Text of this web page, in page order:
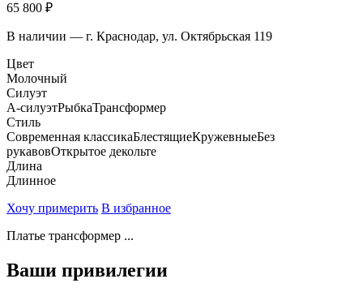
65 800 ₽
В наличии — г. Краснодар, ул. Октябрьская 119
Цвет
Молочный
Силуэт
А-силуэтРыбкаТрансформер
Стиль
Современная классикаБлестящиеКружевныеБез
рукавовОткрытое декольте
Длина
Длинное
Хочу примерить В избранное
Платье трансформер ...
Ваши привилегии